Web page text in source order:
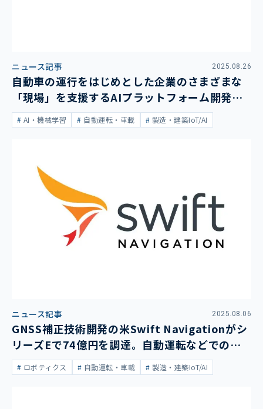
ニュース記事 2025.08.26
自動車の運行をはじめとした企業のさまざまな
「現場」を支援するAIプラットフォーム開発の
Motive Technologiesが223億円を資金調達
AI・機械学習 自動運転・車載 製造・建築IoT/AI
ニュース記事 2025.08.06
GNSS補正技術開発の米Swift Navigationがシ
リーズEで74億円を調達。自動運転などでのさ
らなる利用へ
ロボティクス 自動運転・車載 製造・建築IoT/AI